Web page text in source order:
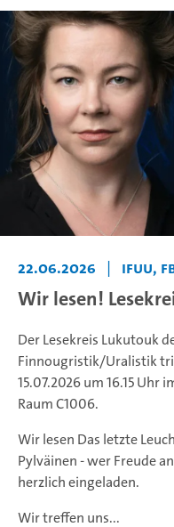
22.06.2026 | IFUU,
Wir lesen!
Der Lesekreis Lukutouk
Finnougristik/Uralistik
15.07.2026 um 16.15
Raum C1006.
Wir lesen Das letzte
Pylväinen - wer Freude
herzlich eingeladen.
Wir treffen uns...